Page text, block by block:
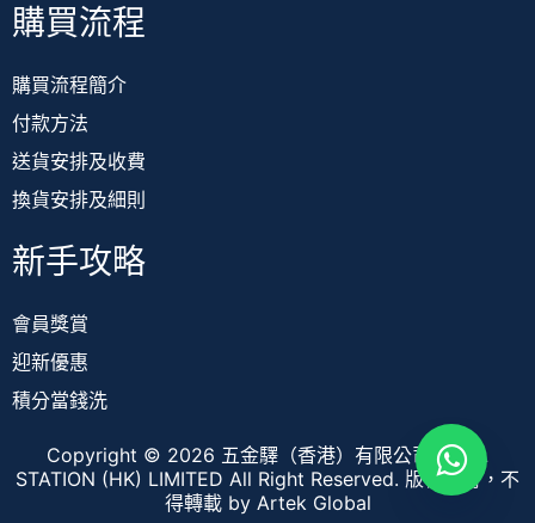
購買流程
購買流程簡介
付款方法
送貨安排及收費
換貨安排及細則
新手攻略
會員獎賞
迎新優惠
積分當錢洗
Copyright © 2026 五金驛（香港）有限公司 TOOL
STATION (HK) LIMITED All Right Reserved. 版權所有，不
得轉載 by Artek Global